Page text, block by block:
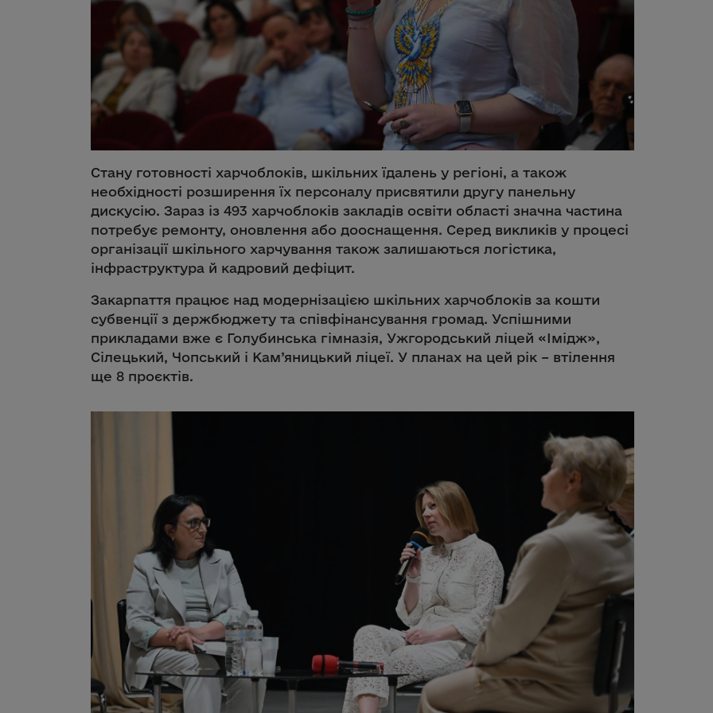
Стану готовності харчоблоків, шкільних їдалень у регіоні, а також
необхідності розширення їх персоналу присвятили другу панельну
дискусію. Зараз із 493 харчоблоків закладів освіти області значна частина
потребує ремонту, оновлення або дооснащення. Серед викликів у процесі
організації шкільного харчування також залишаються логістика,
інфраструктура й кадровий дефіцит.
Закарпаття працює над модернізацією шкільних харчоблоків за кошти
субвенції з держбюджету та співфінансування громад. Успішними
прикладами вже є Голубинська гімназія, Ужгородський ліцей «Імідж»,
Сілецький, Чопський і Кам’яницький ліцеї. У планах на цей рік – втілення
ще 8 проєктів.